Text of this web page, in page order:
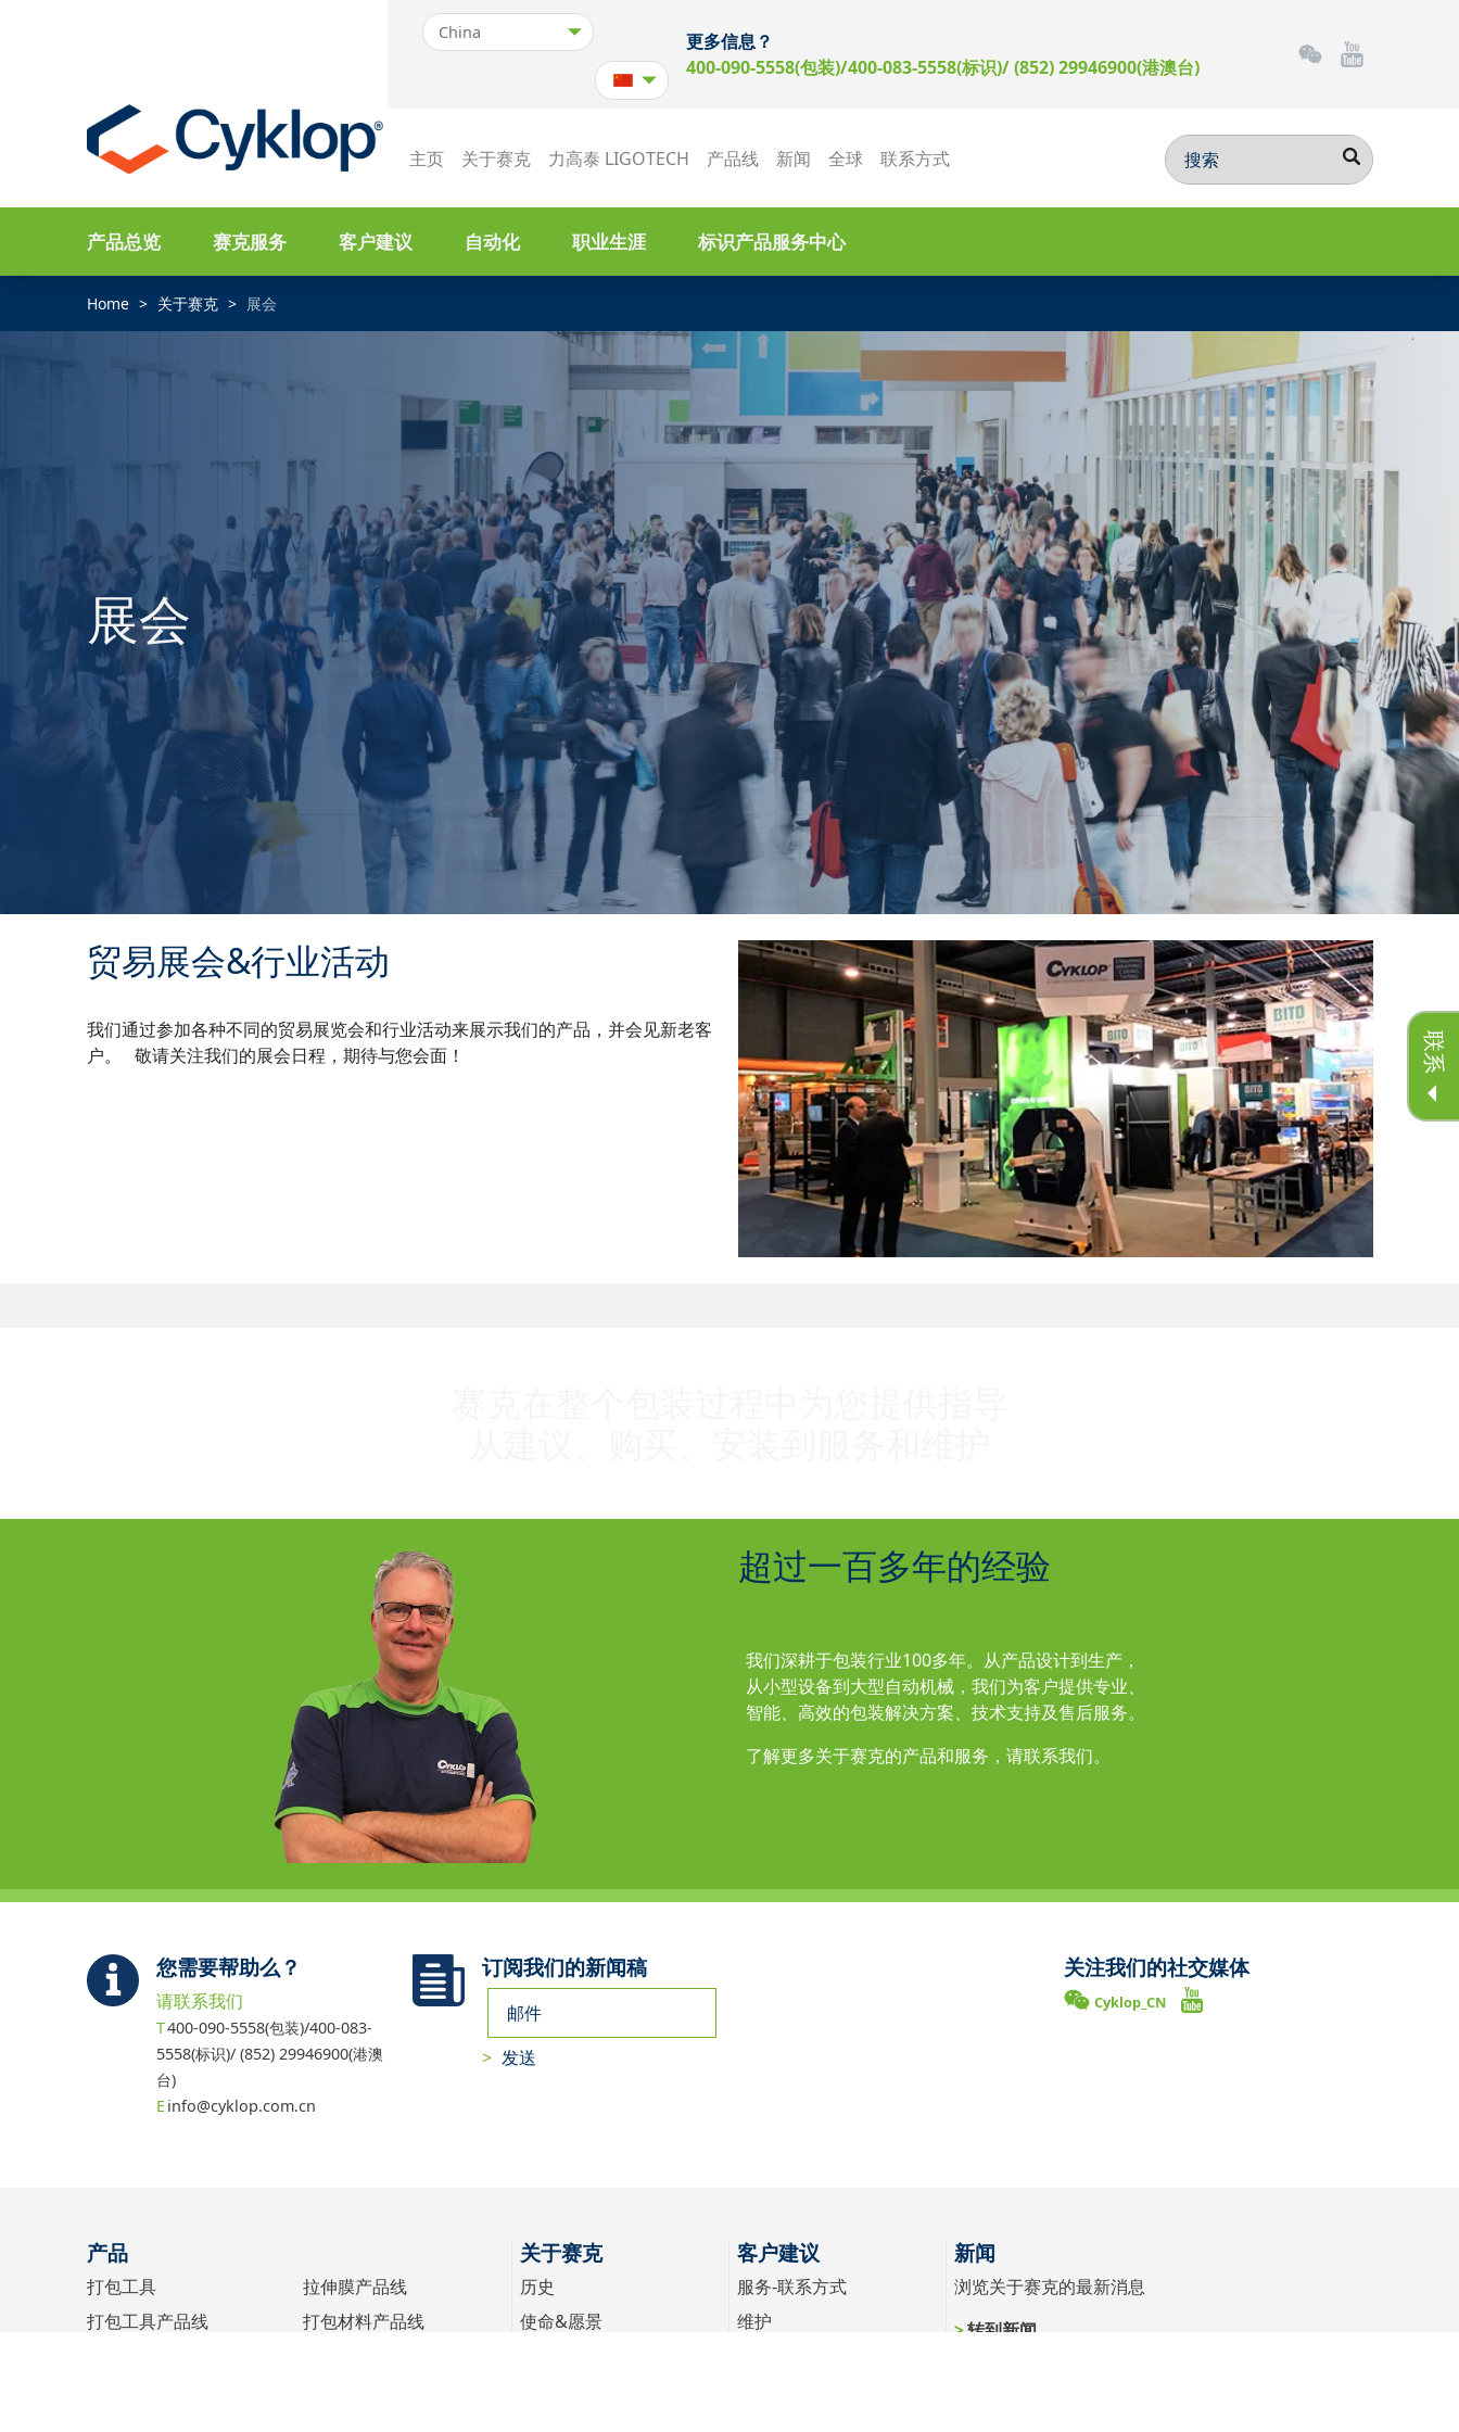
主页 关于赛克 力高泰 LIGOTECH 产品线 新闻 全球 联系方式
更多信息？
400-090-5558(包装)/400-083-5558(标识)/ (852) 29946900(港澳台)
产品总览 赛克服务 客户建议 自动化 职业生涯 标识产品服务中心
联系
Home 关于赛克 展会
展会
贸易展会&行业活动
我们通过参加各种不同的贸易展览会和行业活动来展示我们的产品，并会见新老客
户。
敬请关注我们的展会日程，期待与您会面！
超过一百多年的经验
我们深耕于包装行业100多年。从产品设计到生产，
从小型设备到大型自动机械，我们为客户提供专业、
智能、高效的包装解决方案、技术支持及售后服务。
了解更多关于赛克的产品和服务，请联系我们。
您需要帮助么？
请联系我们
400-090-5558(包装)/400-083-
5558(标识)/ (852) 29946900(港澳
台)
info@cyklop.com.cn
订阅我们的新闻稿 关注我们的社交媒体
Cyklop_CN
产品
打包工具
打包工具产品线
拉伸膜产品线
打包材料产品线
关于赛克
历史
使命&愿景
客户建议
服务-联系方式
维护
新闻
浏览关于赛克的最新消息
转到新闻